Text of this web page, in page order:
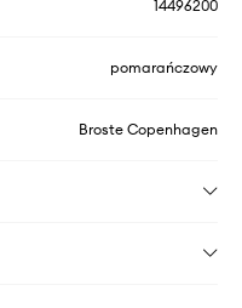
14496200
pomarańczowy
Broste Copenhagen